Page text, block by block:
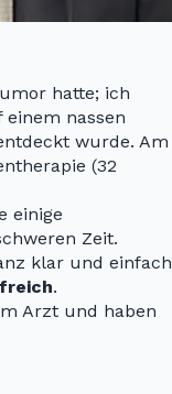
hatte; ich
nassen
wurde. Am
(32
einige
Zeit.
klar und einfach
.
Arzt und haben